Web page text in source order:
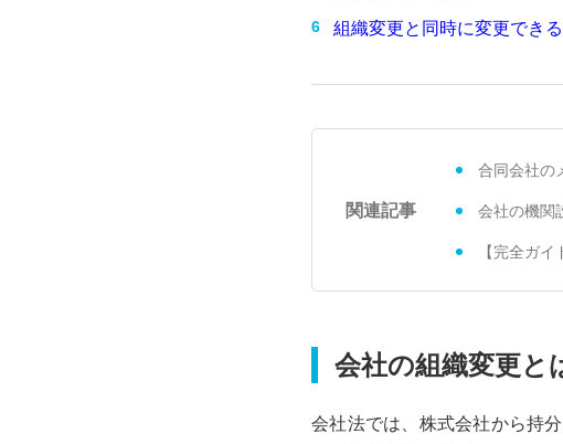
組織変更と同時に変更でき
関連記事
合同会社の
会社の機関
【完全ガ
会社の組織変更と
会社法では、株式会社から持